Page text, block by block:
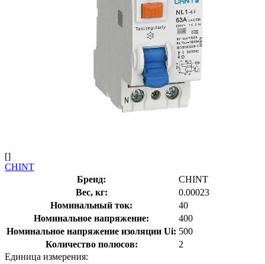
[]
CHINT
Бренд:
CHINT
Вес, кг:
0.00023
Номинальный ток:
40
Номинальное напряжение:
400
Номинальное напряжение изоляции Ui: 500
Количество полюсов:
2
Единица измерения: